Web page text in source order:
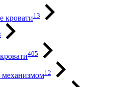
кровати13
405
12